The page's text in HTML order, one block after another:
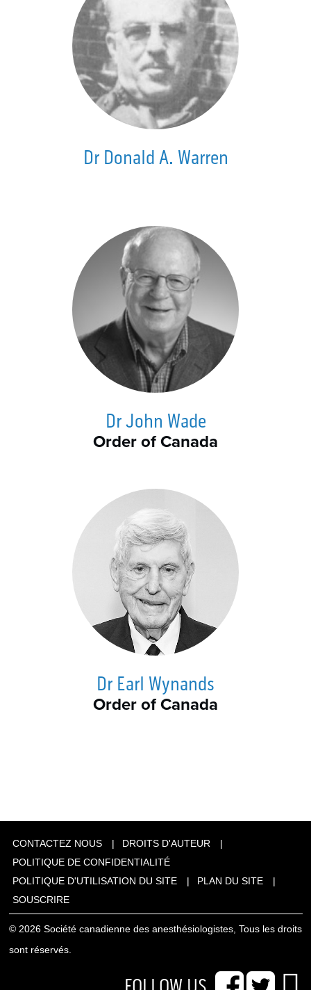
Dr Donald A. Warren
Dr John Wade
Order of Canada
Dr Earl Wynands
Order of Canada
CONTACTEZ NOUS
DROITS D'AUTEUR
POLITIQUE DE CONFIDENTIALITÉ
POLITIQUE D'UTILISATION DU SITE
PLAN DU SITE
SOUSCRIRE
© 2026 Société canadienne des anesthésiologistes, Tous les droits
sont réservés.